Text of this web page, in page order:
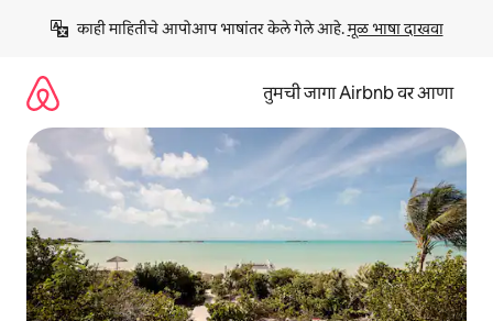
काही माहितीचे आपोआप भाषांतर केले गेले आहे. मूळ भाषा दाखवा
तुमची जागा Airbnb वर आणा